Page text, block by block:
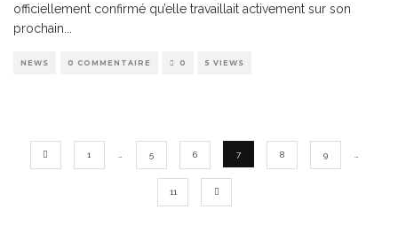
officiellement confirmé qu’elle travaillait activement sur son
prochain...
NEWS 0 COMMENTAIRE 0 5 VIEWS
1 … 5 6 7 8 9 …
11